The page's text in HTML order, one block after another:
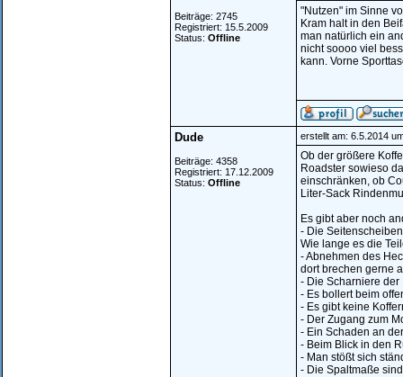
Beiträge: 2745
Registriert: 15.5.2009
Status: Offline
"Nutzen" im Sinne
Kram halt in den
man natürlich ein
nicht soooo viel
kann. Vorne
Dude
Beiträge: 4358
Registriert: 17.12.2009
Status: Offline
erstellt am: 6.5.2014
Ob der größere
Roadster sowieso
einschränken, ob
Liter-Sack
Es gibt aber noch
- Die
Wie lange es die
- Abnehmen des
dort brechen gerne
- Die Scharniere
- Es bollert beim
- Es gibt keine
- Der Zugang zum
- Ein Schaden an
- Beim Blick in den
- Man stößt sich
- Die Spaltmaße